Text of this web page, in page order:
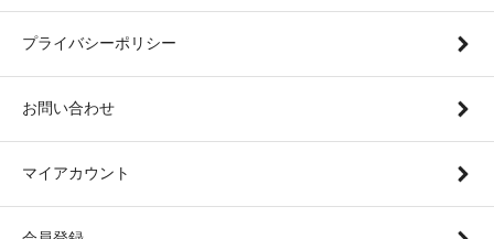
プライバシーポリシー
お問い合わせ
マイアカウント